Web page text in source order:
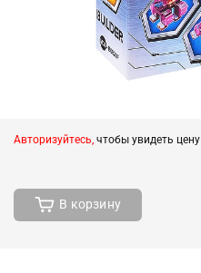
Авторизуйтесь, чтобы увидеть цену
В корзину